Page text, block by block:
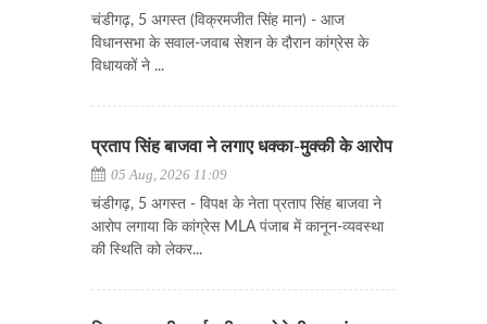
चंडीगढ़, 5 अगस्त (विक्रमजीत सिंह मान) - आज
विधानसभा के सवाल-जवाब सेशन के दौरान कांग्रेस के
विधायकों ने ...
प्रताप सिंह बाजवा ने लगाए धक्का-मुक्की के आरोप
05 Aug, 2026 11:09
चंडीगढ़, 5 अगस्त - विपक्ष के नेता प्रताप सिंह बाजवा ने
आरोप लगाया कि कांग्रेस MLA पंजाब में कानून-व्यवस्था
की स्थिति को लेकर...